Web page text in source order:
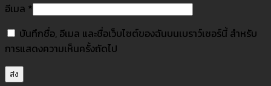
อีเมล *
บันทึกชื่อ, อีเมล และชื่อเว็บไซต์ของฉันบนเบราว์เซอร์นี้ สำหรับ
การแสดงความเห็นครั้งถัดไป